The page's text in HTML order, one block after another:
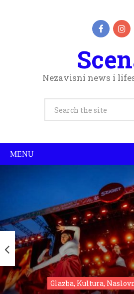
Nezavisni news i
MENU
Glazba, Kultura,